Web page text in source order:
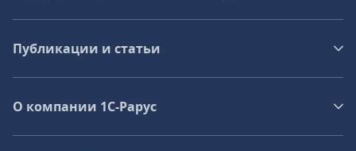
Публикации и статьи
О компании 1C-Рарус